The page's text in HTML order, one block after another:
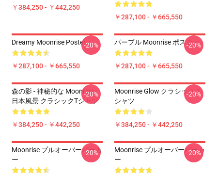
￥384,250 - ￥442,250
￥287,100 - ￥665,550
Dreamy Moonrise Poster
￥287,100 - ￥665,550
-20% パープル Moonrise ポスター
￥287,100 - ￥665,550
-20%
森の影 - 神秘的な Moonrise -
日本風景 クラシックTシャツ
￥384,250 - ￥442,250
-20%
Moonrise Glow クラシック T
シャツ
￥384,250 - ￥442,250
-20%
Moonrise プルオーバーパーカ
ー
-20%
Moonrise プルオーバーパーカ
ー
-20%